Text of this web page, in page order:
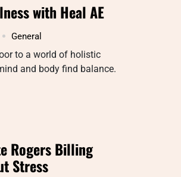
with Heal AE
General
to a world of holistic
and body find balance.
Rogers Billing
Stress